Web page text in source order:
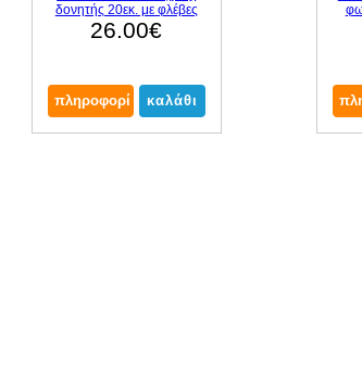
δονητής 20εκ. με φλέβες
26.00€